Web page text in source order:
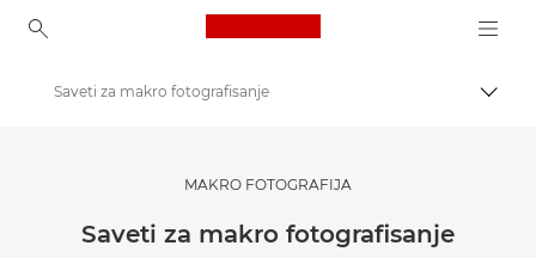
Canon Logo, back to
Pronađite inspiraciju | Saveti za fotografisanje / štampanje i vodiči za kupce
Saveti i tehnike za fotografiju i štampanje
Saveti za makro fotografisanje
MAKRO FOTOGRAFIJA
Saveti za makro fotografisanje